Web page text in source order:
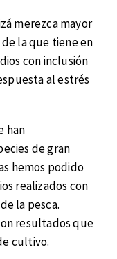
merezca mayor
la que tiene en
con inclusión
al estrés
han
de gran
hemos podido
realizados con
la pesca.
resultados que
cultivo.